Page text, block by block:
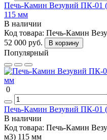
Печь-Камин Везувий ПК-01
115 мм
В наличии
Код товара: Печь-Камин
52 000 руб.
В корзину
Популярный
0
Печь-Камин Везувий ПК-01
В наличии
Код товара: Печь-Камин
м3) 115 мм